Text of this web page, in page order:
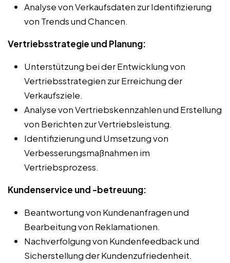
Analyse von Verkaufsdaten zur Identifizierung
von Trends und Chancen.
Vertriebsstrategie und Planung:
Unterstützung bei der Entwicklung von
Vertriebsstrategien zur Erreichung der
Verkaufsziele.
Analyse von Vertriebskennzahlen und Erstellung
von Berichten zur Vertriebsleistung.
Identifizierung und Umsetzung von
Verbesserungsmaßnahmen im
Vertriebsprozess.
Kundenservice und -betreuung:
Beantwortung von Kundenanfragen und
Bearbeitung von Reklamationen.
Nachverfolgung von Kundenfeedback und
Sicherstellung der Kundenzufriedenheit.